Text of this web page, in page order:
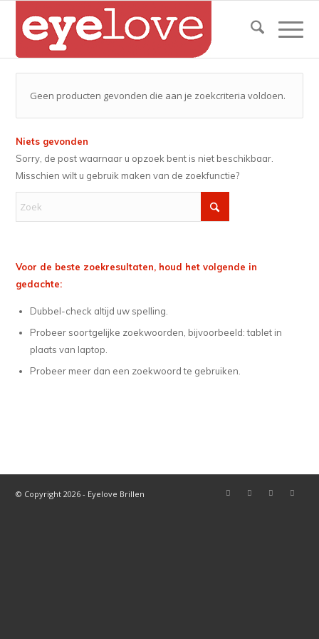
Geen producten gevonden die aan je zoekcriteria voldoen.
Niets gevonden
Sorry, de post waarnaar u opzoek bent is niet beschikbaar.
Misschien wilt u gebruik maken van de zoekfunctie?
Voor de beste zoekresultaten, houd het volgende in
gedachte:
Dubbel-check altijd uw spelling.
Probeer soortgelijke zoekwoorden, bijvoorbeeld: tablet in
plaats van laptop.
Probeer meer dan een zoekwoord te gebruiken.
© Copyright 2026 - Eyelove Brillen